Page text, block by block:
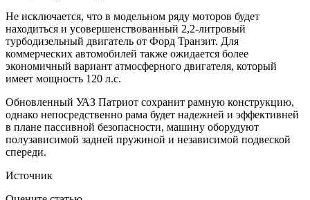
Не исключается, что в модельном ряду моторов будет
находиться и усовершенствованный 2,2-литровый
турбодизельный двигатель от Форд Транзит. Для
коммерческих автомобилей также ожидается более
экономичный вариант атмосферного двигателя, который
имеет мощность 120 л.с.
Обновленный УАЗ Патриот сохранит рамную конструкцию,
однако непосредственно рама будет надежней и эффективней
в плане пассивной безопасности, машину оборудуют
полузависимой задней пружиной и независимой подвеской
спереди.
Источник